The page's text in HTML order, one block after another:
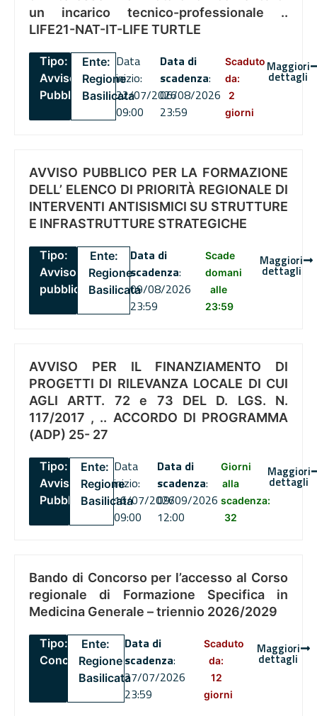
un incarico tecnico-professionale ..
LIFE21-NAT-IT-LIFE TURTLE
Tipo:
Avviso
Pubblico
Ente:
Regione
Basilicata
Data
inizio:
22/07/2026
09:00
Data di
scadenza:
06/08/2026
23:59
Scaduto
da:
2
giorni
Maggiori
dettagli
AVVISO PUBBLICO PER LA FORMAZIONE
DELL’ ELENCO DI PRIORITÀ REGIONALE DI
INTERVENTI ANTISISMICI SU STRUTTURE
E INFRASTRUTTURE STRATEGICHE
Tipo:
Avviso
pubblico
Ente:
Regione
Basilicata
Data di
scadenza:
09/08/2026
23:59
Scade
domani
alle
23:59
Maggiori
dettagli
AVVISO PER IL FINANZIAMENTO DI
PROGETTI DI RILEVANZA LOCALE DI CUI
AGLI ARTT. 72 e 73 DEL D. LGS. N.
117/2017 , .. ACCORDO DI PROGRAMMA
(ADP) 25- 27
Tipo:
Avviso
Pubblico
Ente:
Regione
Basilicata
Data
inizio:
16/07/2026
09:00
Data di
scadenza:
09/09/2026
12:00
Giorni
alla
scadenza:
32
Maggiori
dettagli
Bando di Concorso per l’accesso al Corso
regionale di Formazione Specifica in
Medicina Generale – triennio 2026/2029
Tipo:
Concorsi
Ente:
Regione
Basilicata
Data di
scadenza:
27/07/2026
23:59
Scaduto
da:
12
giorni
Maggiori
dettagli